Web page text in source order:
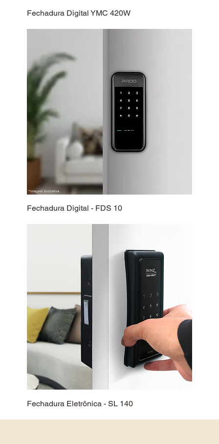
Fechadura Digital YMC 420W
Fechadura Digital - FDS 10
Fechadura Eletrônica - SL 140